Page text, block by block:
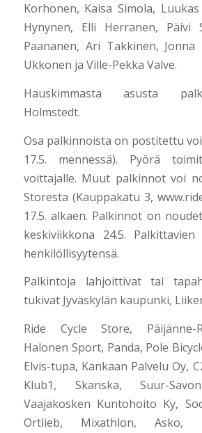
Korhonen, Kaisa Simola,
Hynynen, Elli Herranen, Päivi
Paananen, Ari Takkinen, Jonna
Ukkonen ja Ville-Pekka Valve.
Hauskimmasta asusta
Holmstedt.
Osa palkinnoista on postitettu
17.5. mennessä). Pyörä
voittajalle. Muut palkinnot voi
Storesta (Kauppakatu 3,
17.5. alkaen. Palkinnot on
keskiviikkona 24.5.
henkilöllisyytensä.
Palkintoja lahjoittivat tai
tukivat Jyväskylän kaupunki,
Ride Cycle Store, Päijänne-
Halonen Sport, Panda, Pole
Elvis-tupa, Kankaan Palvelu Oy,
Klub1, Skanska, Suur-
Vaajakosken Kuntohoito Ky,
Ortlieb, Mixathlon, Asko,